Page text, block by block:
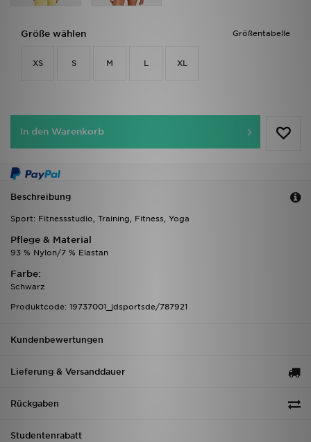
Größentabelle
Größe wählen
XS S M L XL
In den Warenkorb
Beschreibung
Sport: Fitnessstudio, Training, Fitness, Yoga
Pflege & Material
93 % Nylon/7 % Elastan
Farbe:
Schwarz
Produktcode: 19737001_jdsportsde/787921
Kundenbewertungen
Lieferung & Versanddauer
Rückgaben
Studentenrabatt